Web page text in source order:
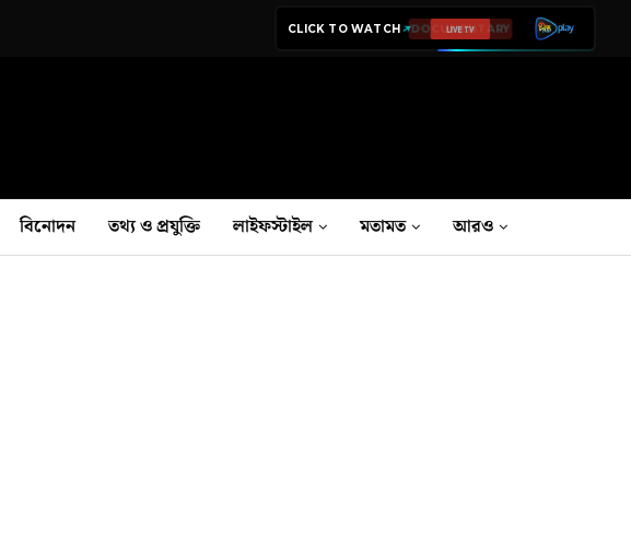
CLICK TO WATCH LIVE TV
বিনোদন তথ‍্য ও প্রযুক্তি লাইফস্টাইল মতামত আরও